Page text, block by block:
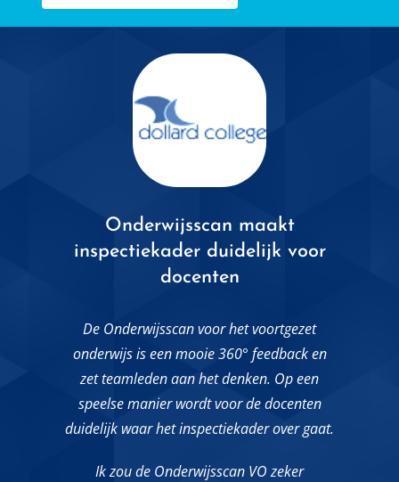
Onderwijsscan maakt
inspectiekader duidelijk voor
docenten
De Onderwijsscan voor het voortgezet
onderwijs is een mooie 360° feedback en
zet teamleden aan het denken. Op een
speelse manier wordt voor de docenten
duidelijk waar het inspectiekader over gaat.
Ik zou de Onderwijsscan VO zeker
Tijdbesparend!
“De docentevaluatie is een belangrijk
Twents Carmel College. Tot voor kort werd
de docentevaluatie op papier verwerkt. Het
kostte veel tijd om de enquêtes voor ruim
400 docenten te verwerken. In
samenwerking met de ROC-Spiegel is dit
Zorgvuldige ondersteuning en
up to date!
enquête uitzetten. Het was prettig dat
medewerkers van de Spiegel langs zijn
gekomen om de verschillende
mogelijkheden te bespreken en voorbeelden
te tonen van andere ROC’s. We zijn zeer